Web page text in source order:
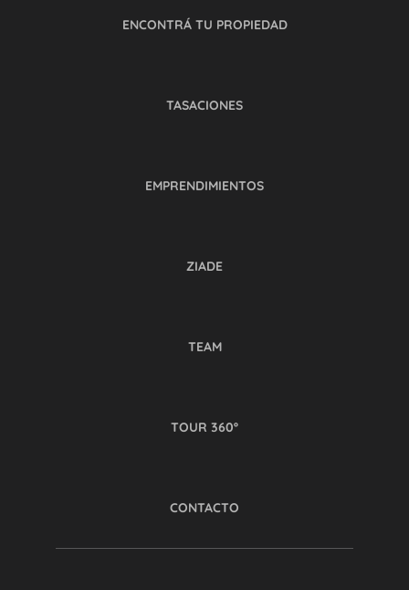
ENCONTRÁ TU PROPIEDAD
TASACIONES
EMPRENDIMIENTOS
ZIADE
TEAM
TOUR 360º
CONTACTO